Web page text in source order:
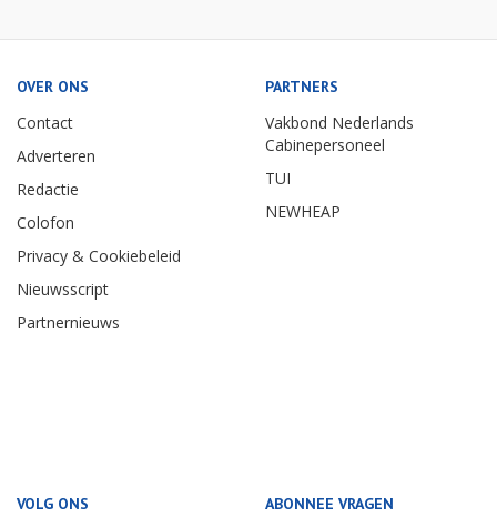
OVER ONS
Contact
Adverteren
Redactie
Colofon
Privacy & Cookiebeleid
Nieuwsscript
Partnernieuws
PARTNERS
Vakbond Nederlands
Cabinepersoneel
TUI
NEWHEAP
VOLG ONS ABONNEE VRAGEN